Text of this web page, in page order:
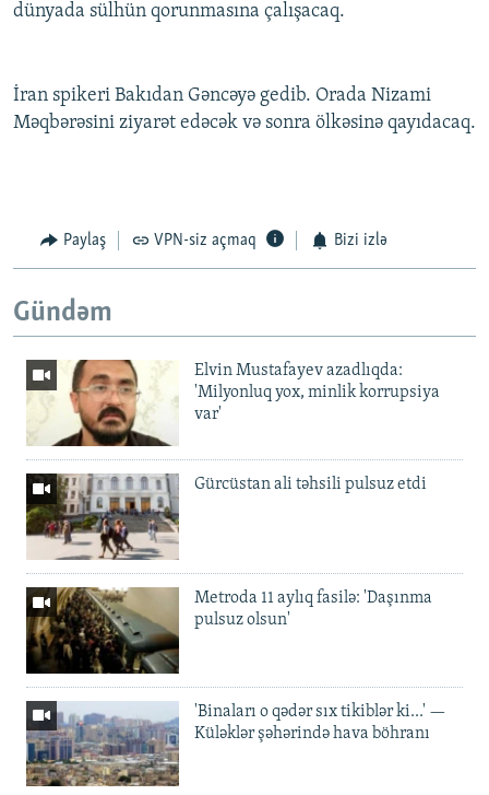
dünyada sülhün qorunmasına çalışacaq.
İran spikeri Bakıdan Gəncəyə gedib. Orada Nizami
Məqbərəsini ziyarət edəcək və sonra ölkəsinə qayıdacaq.
Paylaş VPN-siz açmaq Bizi izlə
Gündəm
Elvin Mustafayev azadlıqda:
'Milyonluq yox, minlik korrupsiya
var'
Gürcüstan ali təhsili pulsuz etdi
Metroda 11 aylıq fasilə: 'Daşınma
pulsuz olsun'
'Binaları o qədər sıx tikiblər ki...' —
Küləklər şəhərində hava böhranı